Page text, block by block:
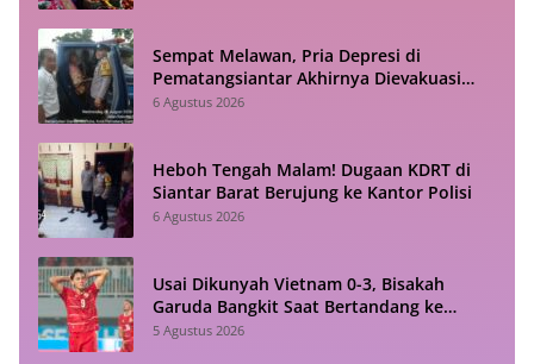
Sempat Melawan, Pria Depresi di
Pematangsiantar Akhirnya Dievakuasi
Polisi
6 Agustus 2026
Heboh Tengah Malam! Dugaan KDRT di
Siantar Barat Berujung ke Kantor Polisi
6 Agustus 2026
Usai Dikunyah Vietnam 0-3, Bisakah
Garuda Bangkit Saat Bertandang ke
Singapura?
5 Agustus 2026